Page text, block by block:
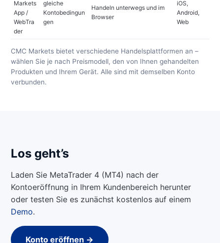
Markets
App /
WebTra
der
gleiche
Kontobedingun
gen
Handeln unterwegs und im
Browser
iOS,
Android,
Web
CMC Markets bietet verschiedene Handelsplattformen an –
wählen Sie je nach Preismodell, den von Ihnen gehandelten
Produkten und Ihrem Gerät. Alle sind mit demselben Konto
verbunden.
Los geht’s
Laden Sie MetaTrader 4 (MT4) nach der
Kontoeröffnung in Ihrem Kundenbereich herunter
oder testen Sie es zunächst kostenlos auf einem
Demo.
Konto eröffnen →